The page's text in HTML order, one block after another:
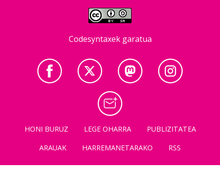
Codesyntaxek garatua
HONI BURUZ LEGE OHARRA
PUBLIZITATEA
ARAUAK
HARREMANETARAKO RSS